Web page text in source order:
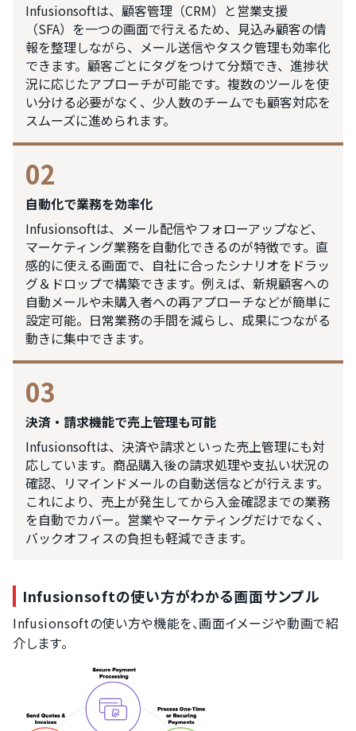
Infusionsoftは、顧客管理（CRM）と営業支援
（SFA）を一つの画面で行えるため、見込み顧客の情
報を整理しながら、メール送信やタスク管理も効率化
できます。顧客ごとにタグをつけて分類でき、進捗状
況に応じたアプローチが可能です。複数のツールを使
い分ける必要がなく、少人数のチームでも顧客対応を
スムーズに進められます。
02
自動化で業務を効率化
Infusionsoftは、メール配信やフォローアップなど、
マーケティング業務を自動化できるのが特徴です。直
感的に使える画面で、自社に合ったシナリオをドラッ
グ＆ドロップで構築できます。例えば、新規顧客への
自動メールや未購入者への再アプローチなどが簡単に
設定可能。日常業務の手間を減らし、成果につながる
動きに集中できます。
03
決済・請求機能で売上管理も可能
Infusionsoftは、決済や請求といった売上管理にも対
応しています。商品購入後の請求処理や支払い状況の
確認、リマインドメールの自動送信などが行えます。
これにより、売上が発生してから入金確認までの業務
を自動でカバー。営業やマーケティングだけでなく、
バックオフィスの負担も軽減できます。
Infusionsoftの使い方がわかる画面サンプル
Infusionsoftの使い方や機能を、画面イメージや動画で紹
介します。